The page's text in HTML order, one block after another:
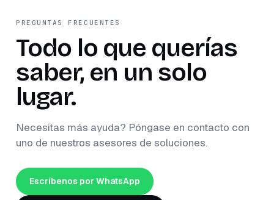
PREGUNTAS FRECUENTES
Todo lo que querías
saber, en un solo
lugar.
Necesitas más ayuda? Póngase en contacto con
uno de nuestros asesores de soluciones.
Escríbenos por WhatsApp